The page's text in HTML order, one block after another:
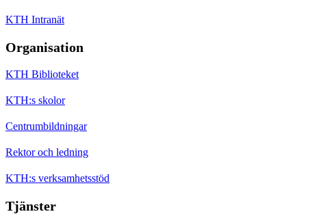
KTH Intranät
Organisation
KTH Biblioteket
KTH:s skolor
Centrumbildningar
Rektor och ledning
KTH:s verksamhetsstöd
Tjänster